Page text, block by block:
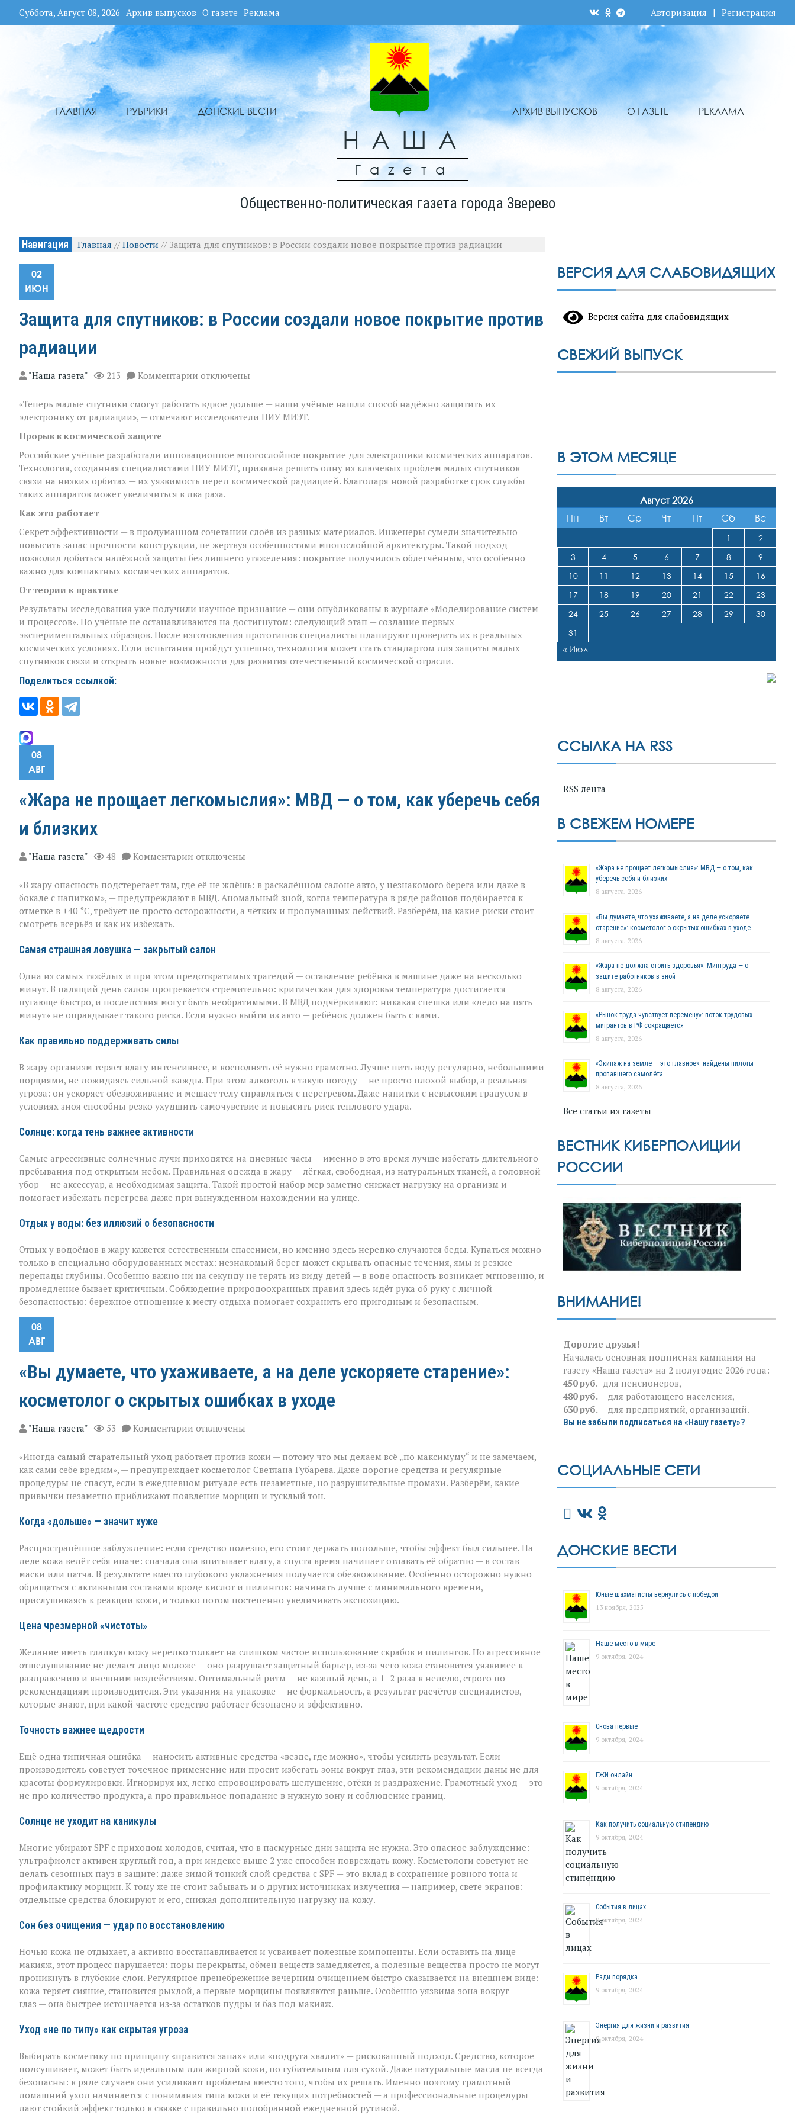
Суббота, Август 08, 2026 Архив выпусков О газете Реклама Авторизация | Регистрация
ГЛАВНАЯ РУБРИКИ ДОНСКИЕ ВЕСТИ
НАША
Гаzета
АРХИВ ВЫПУСКОВ О ГАЗЕТЕ РЕКЛАМА
Общественно-политическая газета города Зверево
Навигация Главная //Новости // Защита для спутников: в России создали новое покрытие против радиации
02
ИЮН
Защита для спутников: в России создали новое покрытие против
радиации
"Наша газета" 213 Комментарии к
записи
для
спутников:
новое
покрытие
против
радиации
отключены
«Теперь малые спутники смогут работать вдвое дольше — наши учёные нашли способ надёжно защитить их
электронику от радиации», — отмечают исследователи НИУ МИЭТ.
Прорыв в космической защите
Российские учёные разработали инновационное многослойное покрытие для электроники космических аппаратов.
Технология, созданная специалистами НИУ МИЭТ, призвана решить одну из ключевых проблем малых спутников
связи на низких орбитах — их уязвимость перед космической радиацией. Благодаря новой разработке срок службы
таких аппаратов может увеличиться в два раза.
Как это работает
Секрет эффективности — в продуманном сочетании слоёв из разных материалов. Инженеры сумели значительно
повысить запас прочности конструкции, не жертвуя особенностями многослойной архитектуры. Такой подход
позволил добиться надёжной защиты без лишнего утяжеления: покрытие получилось облегчённым, что особенно
важно для компактных космических аппаратов.
От теории к практике
Результаты исследования уже получили научное признание — они опубликованы в журнале «Моделирование систем
и процессов». Но учёные не останавливаются на достигнутом: следующий этап — создание первых
экспериментальных образцов. После изготовления прототипов специалисты планируют проверить их в реальных
космических условиях. Если испытания пройдут успешно, технология может стать стандартом для защиты малых
спутников связи и открыть новые возможности для развития отечественной космической отрасли.
Поделиться ссылкой:
08
АВГ
«Жара не прощает легкомыслия»: МВД — о том, как уберечь себя
и близких
"Наша газета" 48 Комментарии к
записи
не
прощает
легкомыслия»:
МВД — о
уберечь
себя
близких
отключены
«В жару опасность подстерегает там, где её не ждёшь: в раскалённом салоне авто, у незнакомого берега или даже в
бокале с напитком», — предупреждают в МВД. Аномальный зной, когда температура в ряде районов подбирается к
отметке в +40 °C, требует не просто осторожности, а чётких и продуманных действий. Разберём, на какие риски стоит
смотреть всерьёз и как их избежать.
Самая страшная ловушка — закрытый салон
Одна из самых тяжёлых и при этом предотвратимых трагедий — оставление ребёнка в машине даже на несколько
минут. В палящий день салон прогревается стремительно: критическая для здоровья температура достигается
пугающе быстро, и последствия могут быть необратимыми. В МВД подчёркивают: никакая спешка или «дело на пять
минут» не оправдывает такого риска. Если нужно выйти из авто — ребёнок должен быть с вами.
Как правильно поддерживать силы
В жару организм теряет влагу интенсивнее, и восполнять её нужно грамотно. Лучше пить воду регулярно, небольшими
порциями, не дожидаясь сильной жажды. При этом алкоголь в такую погоду — не просто плохой выбор, а реальная
угроза: он ускоряет обезвоживание и мешает телу справляться с перегревом. Даже напитки с невысоким градусом в
условиях зноя способны резко ухудшить самочувствие и повысить риск теплового удара.
Солнце: когда тень важнее активности
Самые агрессивные солнечные лучи приходятся на дневные часы — именно в это время лучше избегать длительного
пребывания под открытым небом. Правильная одежда в жару — лёгкая, свободная, из натуральных тканей, а головной
убор — не аксессуар, а необходимая защита. Такой простой набор мер заметно снижает нагрузку на организм и
помогает избежать перегрева даже при вынужденном нахождении на улице.
Отдых у воды: без иллюзий о безопасности
Отдых у водоёмов в жару кажется естественным спасением, но именно здесь нередко случаются беды. Купаться можно
только в специально оборудованных местах: незнакомый берег может скрывать опасные течения, ямы и резкие
перепады глубины. Особенно важно ни на секунду не терять из виду детей — в воде опасность возникает мгновенно, и
промедление бывает критичным. Соблюдение природоохранных правил здесь идёт рука об руку с личной
безопасностью: бережное отношение к месту отдыха помогает сохранить его пригодным и безопасным.
08
АВГ
«Вы думаете, что ухаживаете, а на деле ускоряете старение»:
косметолог о скрытых ошибках в уходе
"Наша газета" 53 Комментарии к
записи
думаете,
что
а
на
о
скрытых
ошибках
в
уходе
отключены
«Иногда самый старательный уход работает против кожи — потому что мы делаем всё „по максимуму“ и не замечаем,
как сами себе вредим», — предупреждает косметолог Светлана Губарева. Даже дорогие средства и регулярные
процедуры не спасут, если в ежедневном ритуале есть незаметные, но разрушительные промахи. Разберём, какие
привычки незаметно приближают появление морщин и тусклый тон.
Когда «дольше» — значит хуже
Распространённое заблуждение: если средство полезно, его стоит держать подольше, чтобы эффект был сильнее. На
деле кожа ведёт себя иначе: сначала она впитывает влагу, а спустя время начинает отдавать её обратно — в состав
маски или патча. В результате вместо глубокого увлажнения получается обезвоживание. Особенно осторожно нужно
обращаться с активными составами вроде кислот и пилингов: начинать лучше с минимального времени,
прислушиваясь к реакции кожи, и только потом постепенно увеличивать экспозицию.
Цена чрезмерной «чистоты»
Желание иметь гладкую кожу нередко толкает на слишком частое использование скрабов и пилингов. Но агрессивное
отшелушивание не делает лицо моложе — оно разрушает защитный барьер, из‑за чего кожа становится уязвимее к
раздражению и внешним воздействиям. Оптимальный ритм — не каждый день, а 1–2 раза в неделю, строго по
рекомендациям производителя. Эти указания на упаковке — не формальность, а результат расчётов специалистов,
которые знают, при какой частоте средство работает безопасно и эффективно.
Точность важнее щедрости
Ещё одна типичная ошибка — наносить активные средства «везде, где можно», чтобы усилить результат. Если
производитель советует точечное применение или просит избегать зоны вокруг глаз, эти рекомендации даны не для
красоты формулировки. Игнорируя их, легко спровоцировать шелушение, отёки и раздражение. Грамотный уход — это
не про количество продукта, а про правильное попадание в нужную зону и соблюдение границ.
Солнце не уходит на каникулы
Многие убирают SPF с приходом холодов, считая, что в пасмурные дни защита не нужна. Это опасное заблуждение:
ультрафиолет активен круглый год, а при индексе выше 2 уже способен повреждать кожу. Косметологи советуют не
делать сезонных пауз в защите: даже зимой тонкий слой средства с SPF — это вклад в сохранение ровного тона и
профилактику морщин. К тому же не стоит забывать и о других источниках излучения — например, свете экранов:
отдельные средства блокируют и его, снижая дополнительную нагрузку на кожу.
Сон без очищения — удар по восстановлению
Ночью кожа не отдыхает, а активно восстанавливается и усваивает полезные компоненты. Если оставить на лице
макияж, этот процесс нарушается: поры перекрыты, обмен веществ замедляется, а полезные вещества просто не могут
проникнуть в глубокие слои. Регулярное пренебрежение вечерним очищением быстро сказывается на внешнем виде:
кожа теряет сияние, становится рыхлой, а первые морщины появляются раньше. Особенно уязвима зона вокруг
глаз — она быстрее истончается из‑за остатков пудры и баз под макияж.
Уход «не по типу» как скрытая угроза
Выбирать косметику по принципу «нравится запах» или «подруга хвалит» — рискованный подход. Средство, которое
подсушивает, может быть идеальным для жирной кожи, но губительным для сухой. Даже натуральные масла не всегда
безопасны: в ряде случаев они усиливают проблемы вместо того, чтобы их решать. Именно поэтому грамотный
домашний уход начинается с понимания типа кожи и её текущих потребностей — а профессиональные процедуры
дают стойкий эффект только в связке с правильно подобранной ежедневной рутиной.
ВЕРСИЯ ДЛЯ СЛАБОВИДЯЩИХ
Версия сайта для слабовидящих
СВЕЖИЙ ВЫПУСК
В ЭТОМ МЕСЯЦЕ
Август 2026
Пн
Вт Ср Чт Пт Сб Вс
1
2
3
4 5 6 7 8
9
10
11 12 13 14 15
16
17
18 19 20 21 22
23
24
25 26 27 28 29
30
31
« Июл
ССЫЛКА НА RSS
RSS лента
В СВЕЖЕМ НОМЕРЕ
«Жара не прощает легкомыслия»: МВД — о том, как
уберечь себя и близких
8 августа, 2026
«Вы думаете, что ухаживаете, а на деле ускоряете
старение»: косметолог о скрытых ошибках в уходе
8 августа, 2026
«Жара не должна стоить здоровья»: Минтруда — о
защите работников в зной
8 августа, 2026
«Рынок труда чувствует перемену»: поток трудовых
мигрантов в РФ сокращается
8 августа, 2026
«Экипаж на земле — это главное»: найдены пилоты
пропавшего самолёта
8 августа, 2026
Все статьи из газеты
ВЕСТНИК КИБЕРПОЛИЦИИ
РОССИИ
ВНИМАНИЕ!
Дорогие друзья!
Началась основная подписная кампания на
газету «Наша газета» на 2 полугодие 2026 года:
450 руб.- для пенсионеров,
480 руб.— для работающего населения,
630 руб.— для предприятий, организаций.
Вы не забыли подписаться на «Нашу газету»?
СОЦИАЛЬНЫЕ СЕТИ
ДОНСКИЕ ВЕСТИ
Юные шахматисты вернулись с победой
13 ноября, 2025
Наше место в мире
9 октября, 2024
Снова первые
9 октября, 2024
ГЖИ онлайн
9 октября, 2024
Как получить социальную стипендию
9 октября, 2024
События в лицах
9 октября, 2024
Ради порядка
9 октября, 2024
Энергия для жизни и развития
9 октября, 2024